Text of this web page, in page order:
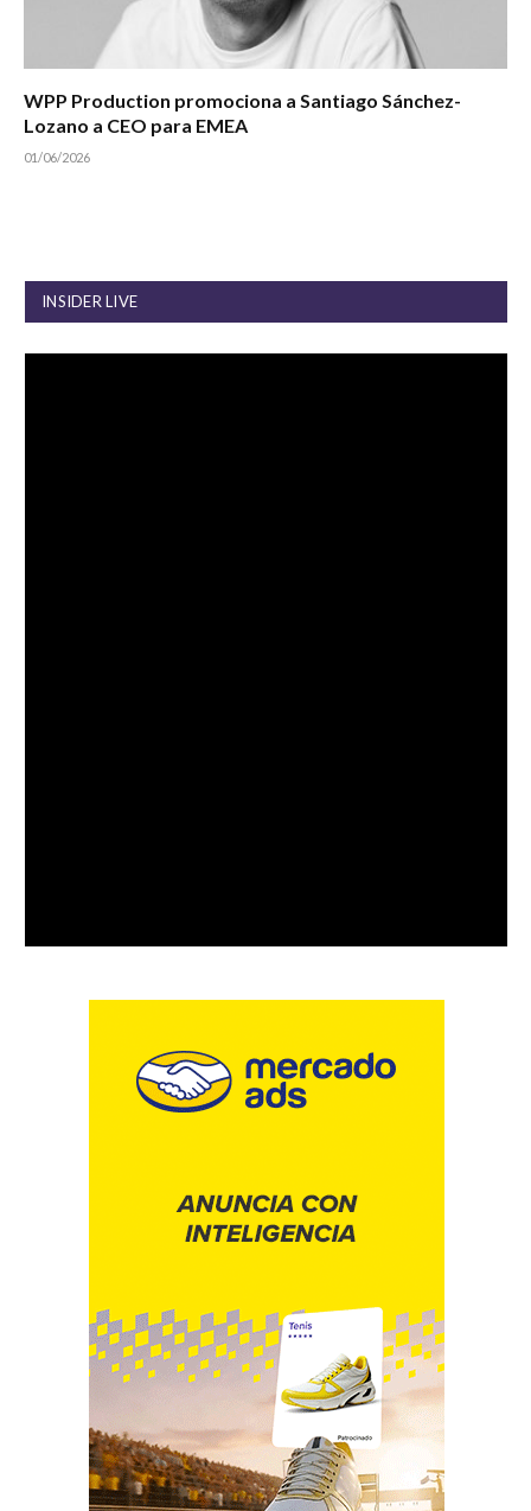
WPP Production promociona a Santiago Sánchez-
Lozano a CEO para EMEA
01/06/2026
INSIDER LIVE